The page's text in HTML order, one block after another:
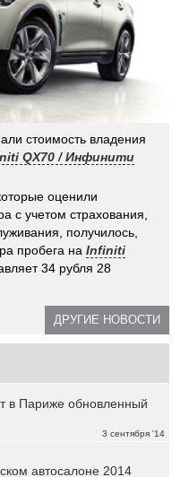
стоимость владения
QX70 / Инфинити
оценили
с учетом страхования,
получилось,
пробега наInfiniti
34 рубля 28
ДРУГИЕ НОВОСТИ
3 сентября '14
в Париже обновленный
автосалоне 2014